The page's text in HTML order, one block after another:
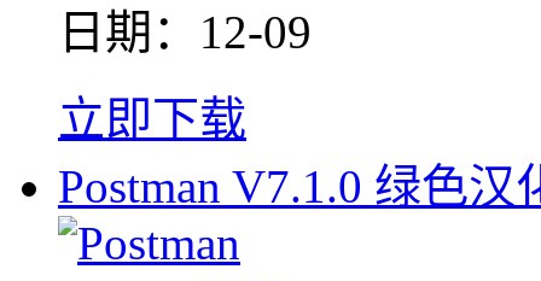
日期：12-09
立即下载
Postman V7.1.0 绿色汉